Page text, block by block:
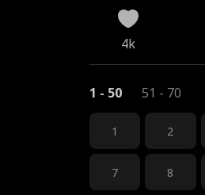
4k
1 - 50 51 - 70
1 2
7 8